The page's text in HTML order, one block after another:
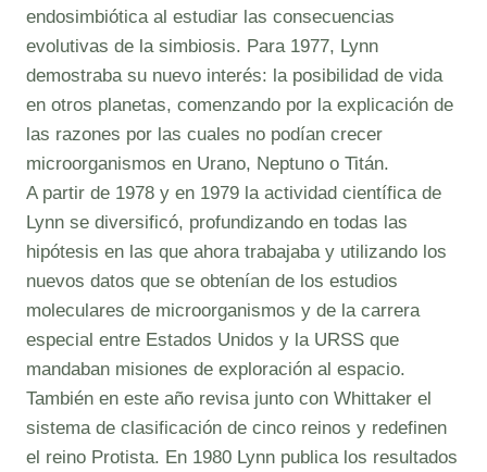
endosimbiótica al estudiar las consecuencias
evolutivas de la simbiosis. Para 1977, Lynn
demostraba su nuevo interés: la posibilidad de vida
en otros planetas, comenzando por la explicación de
las razones por las cuales no podían crecer
microorganismos en Urano, Neptuno o Titán.
A partir de 1978 y en 1979 la actividad científica de
Lynn se diversificó, profundizando en todas las
hipótesis en las que ahora trabajaba y utilizando los
nuevos datos que se obtenían de los estudios
moleculares de microorganismos y de la carrera
especial entre Estados Unidos y la URSS que
mandaban misiones de exploración al espacio.
También en este año revisa junto con Whittaker el
sistema de clasificación de cinco reinos y redefinen
el reino Protista. En 1980 Lynn publica los resultados